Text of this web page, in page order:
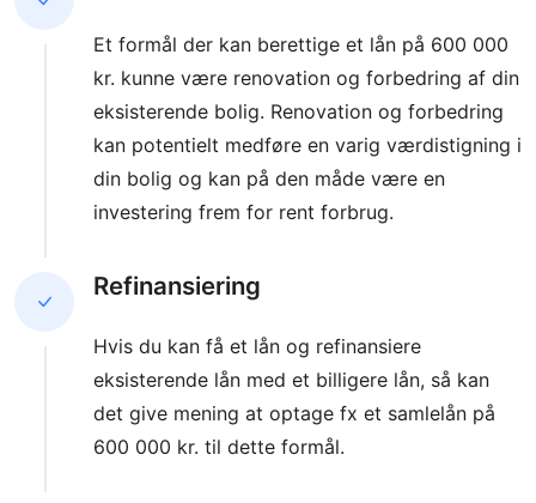
Et formål der kan berettige et lån på 600 000
kr. kunne være renovation og forbedring af din
eksisterende bolig. Renovation og forbedring
kan potentielt medføre en varig værdistigning i
din bolig og kan på den måde være en
investering frem for rent forbrug.
Refinansiering
Hvis du kan få et lån og refinansiere
eksisterende lån med et billigere lån, så kan
det give mening at optage fx et samlelån på
600 000 kr. til dette formål.